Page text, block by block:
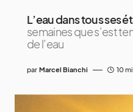
L’eau dans tous ses
semaines que s’est
de l’eau
par Marcel Bianchi 10